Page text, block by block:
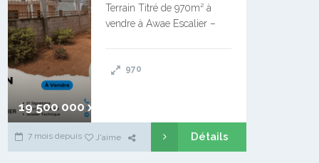
19 500 000 xaf
Terrain Titré de 970m² à
vendre à Awae Escalier –
l’Université Catholique –
970
7 mois depuis J'aime Détails